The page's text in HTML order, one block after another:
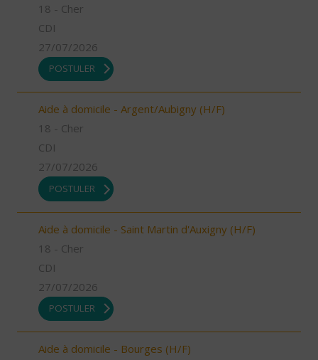
18 - Cher
CDI
27/07/2026
POSTULER
Aide à domicile - Argent/Aubigny (H/F)
18 - Cher
CDI
27/07/2026
POSTULER
Aide à domicile - Saint Martin d'Auxigny (H/F)
18 - Cher
CDI
27/07/2026
POSTULER
Aide à domicile - Bourges (H/F)